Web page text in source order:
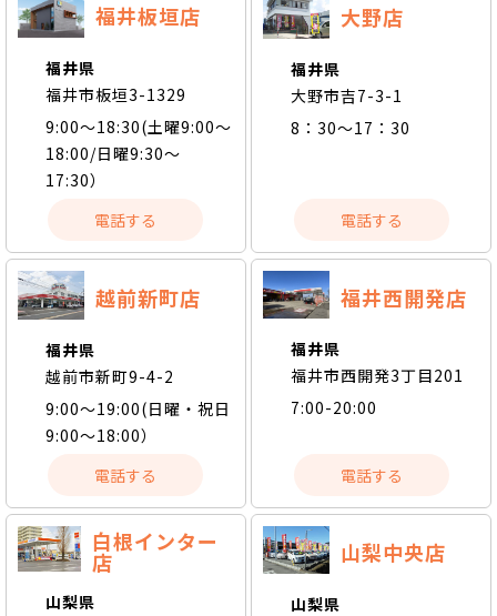
福井板垣店
福井県
福井市板垣3-1329
9:00～18:30(土曜9:00～
18:00/日曜9:30～
17:30）
電話する
大野店
福井県
大野市吉7-3-1
8：30～17：30
電話する
越前新町店
福井県
越前市新町9-4-2
9:00～19:00(日曜・祝日
9:00～18:00）
電話する
福井西開発店
福井県
福井市西開発3丁目201
7:00-20:00
電話する
白根インター
店
山梨県
山梨中央店
山梨県